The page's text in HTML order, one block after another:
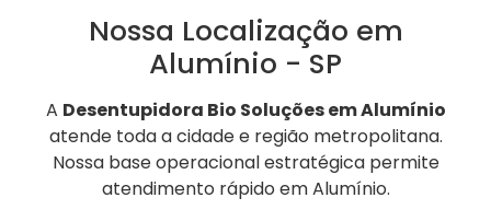
Nossa Localização em
Alumínio - SP
A Desentupidora Bio Soluções em Alumínio
atende toda a cidade e região metropolitana.
Nossa base operacional estratégica permite
atendimento rápido em Alumínio.